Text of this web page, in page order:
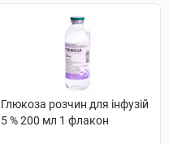
Глюкоза розчин для інфузій
5 % 200 мл 1 флакон